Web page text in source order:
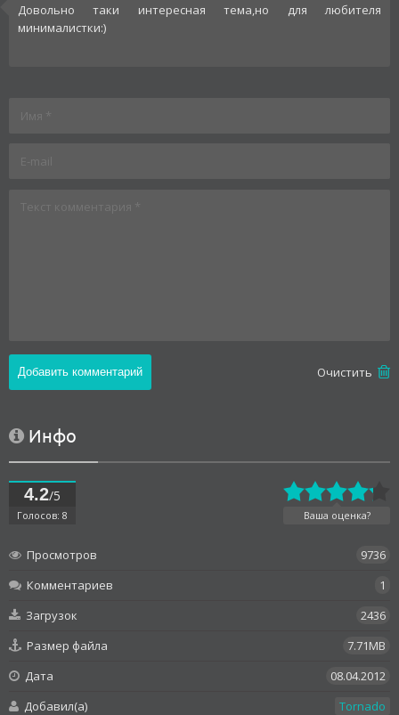
Довольно таки интересная тема,но для любителя
минималистки:)
Oчистить
Инфо
4.2/5
Голосов: 8 Ваша оценка?
Просмотров
9736
Комментариев
1
Загрузок
2436
Размер файла
7.71MB
Дата
08.04.2012
Добавил(а)
Tornado